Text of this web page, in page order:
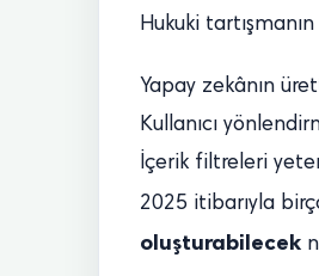
Hukuki
Yapay zekânın
Kullanıcı
İçerik filtreleri
2025 itibarıyla
oluşturabilecek